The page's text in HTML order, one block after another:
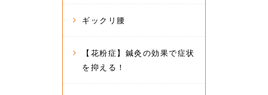
ギックリ腰
【花粉症】鍼灸の効果で症状
を抑える！